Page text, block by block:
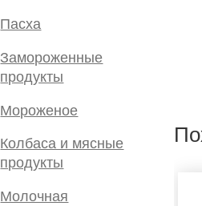
Пасха
Замороженные
продукты
Мороженое
Колбаса и мясные
продукты
Молочная